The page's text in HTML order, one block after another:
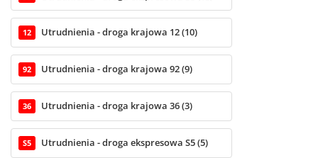
12 Utrudnienia - droga krajowa 12 (10)
92 Utrudnienia - droga krajowa 92 (9)
36 Utrudnienia - droga krajowa 36 (3)
S5 Utrudnienia - droga ekspresowa S5 (5)